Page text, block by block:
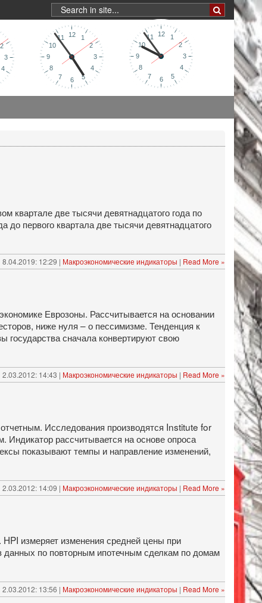
квартале две тысячи девятнадцатого года по
первого квартала две тысячи девятнадцатого
8.04.2019: 12:29 | Макроэкономические индикаторы | Read More »
Еврозоны. Рассчитывается на основании
ниже нуля – о пессимизме. Тенденция к
государства сначала конвертируют свою
2.03.2012: 14:43 | Макроэкономические индикаторы | Read More »
Исследования производятся Institute for
рассчитывается на основе опроса
показывают темпы и направление изменений,
2.03.2012: 14:09 | Макроэкономические индикаторы | Read More »
измеряет изменения средней цены при
данных по повторным ипотечным сделкам по домам
2.03.2012: 13:56 | Макроэкономические индикаторы | Read More »